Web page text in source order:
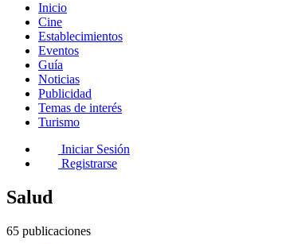
Inicio
Cine
Establecimientos
Eventos
Guía
Noticias
Publicidad
Temas de interés
Turismo
Iniciar Sesión
Registrarse
Salud
65 publicaciones